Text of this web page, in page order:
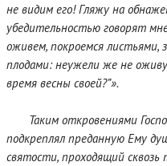
не видим его! Гляжу на
убедительностью говорят
оживем, покроемся листьями,
плодами: неужели же не
время весны своей?”».
Таким откровениями
подкреплял преданную Ему
святости, проходящий сквозь